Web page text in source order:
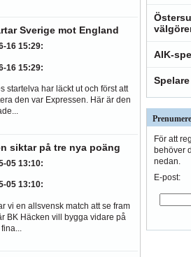
Sverige mot England
16 15:29:
16 15:29:
startelva har läckt ut och först att
den var Expressen. Här är den
siktar på tre nya poäng
05 13:10:
05 13:10:
vi en allsvensk match att se fram
BK Häcken vill bygga vidare på
AIK-
För att
behöver
nedan.
E-post: